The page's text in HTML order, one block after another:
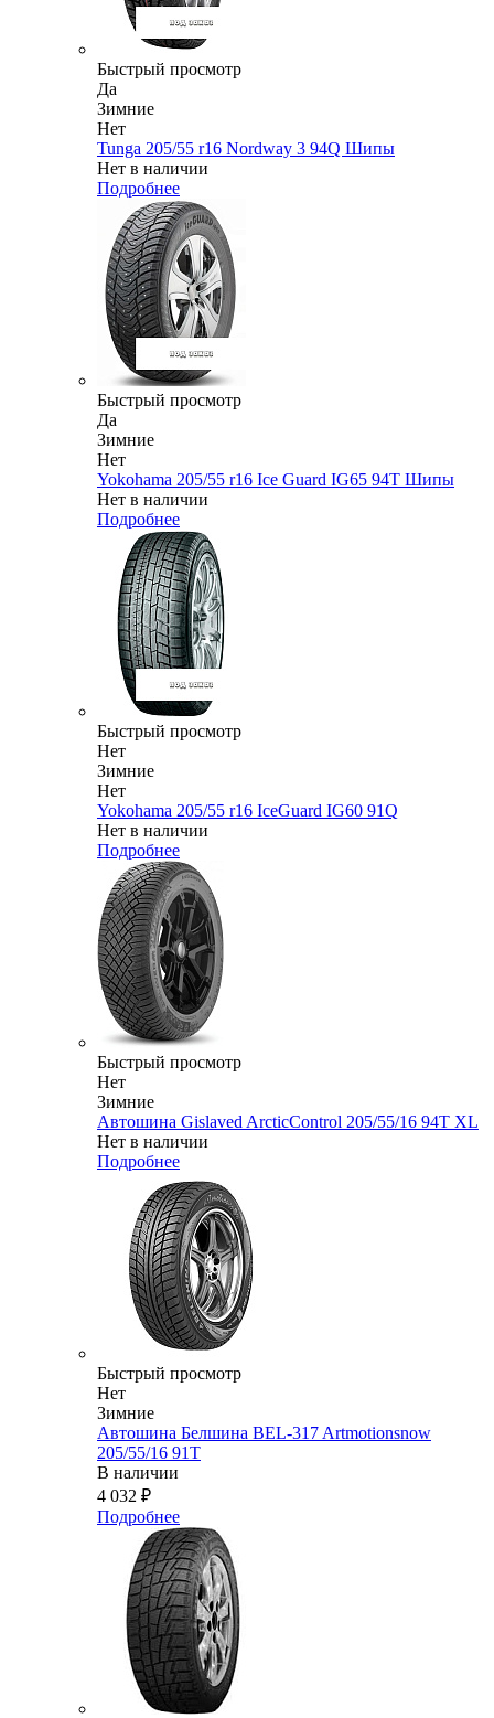
Быстрый просмотр
Да
Зимние
Нет
Tunga 205/55 r16 Nordway 3 94Q Шипы
Нет в наличии
Подробнее
Быстрый просмотр
Да
Зимние
Нет
Yokohama 205/55 r16 Ice Guard IG65 94T Шипы
Нет в наличии
Подробнее
Быстрый просмотр
Нет
Зимние
Нет
Yokohama 205/55 r16 IceGuard IG60 91Q
Нет в наличии
Подробнее
Быстрый просмотр
Нет
Зимние
Автошина Gislaved ArcticControl 205/55/16 94T XL
Нет в наличии
Подробнее
Быстрый просмотр
Нет
Зимние
Автошина Белшина BEL-317 Artmotionsnow
205/55/16 91T
В наличии
4 032 ₽
Подробнее